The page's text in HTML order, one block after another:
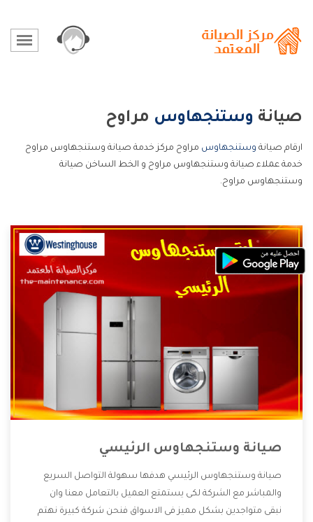
صيانة وستنجهاوس مراوح
ارقام صيانة وستنجهاوس مراوح مركز خدمة صيانة وستنجهاوس مراوح
خدمة عملاء صيانة وستنجهاوس مراوح و الخط الساخن صيانة
وستنجهاوس مراوح.
صيانة وستنجهاوس الرئيسي
صيانة وستنجهاوس الرئيسي هدفها سهولة التواصل السريع
والمباشر مع الشركة لكى يستمتع العميل بالتعامل معنا وان
نبقى متواجدين بشكل مميز فى الاسواق فنحن شركة كبيرة نهتم